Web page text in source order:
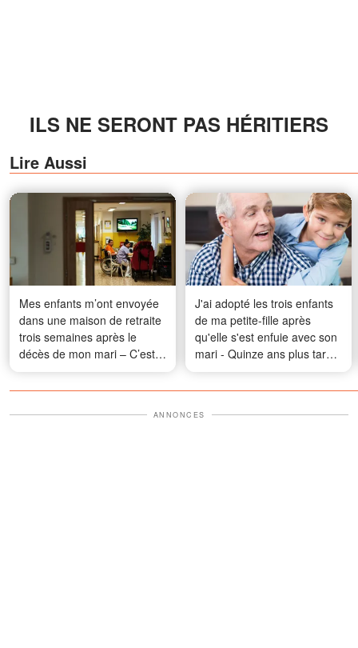
ILS NE SERONT PAS HÉRITIERS
Lire Aussi
Mes enfants m’ont envoyée
dans une maison de retraite
trois semaines après le
décès de mon mari – C’est
alors qu’un inconnu est
arrivé et m’a dit : « Votre
la vérité. C’est moi qu’il a
J'ai adopté les trois enfants
de ma petite-fille après
qu'elle s'est enfuie avec son
mari - Quinze ans plus tard,
elle est revenue pour
l'anniversaire de l'aîné, et
qui l'a fait pâlir
ANNONCES